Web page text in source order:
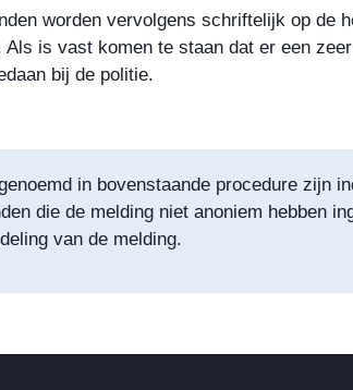
worden vervolgens schriftelijk op de
Als is vast komen te staan dat er een
bij de politie.
in bovenstaande procedure zijn
die de melding niet anoniem hebben
van de melding.